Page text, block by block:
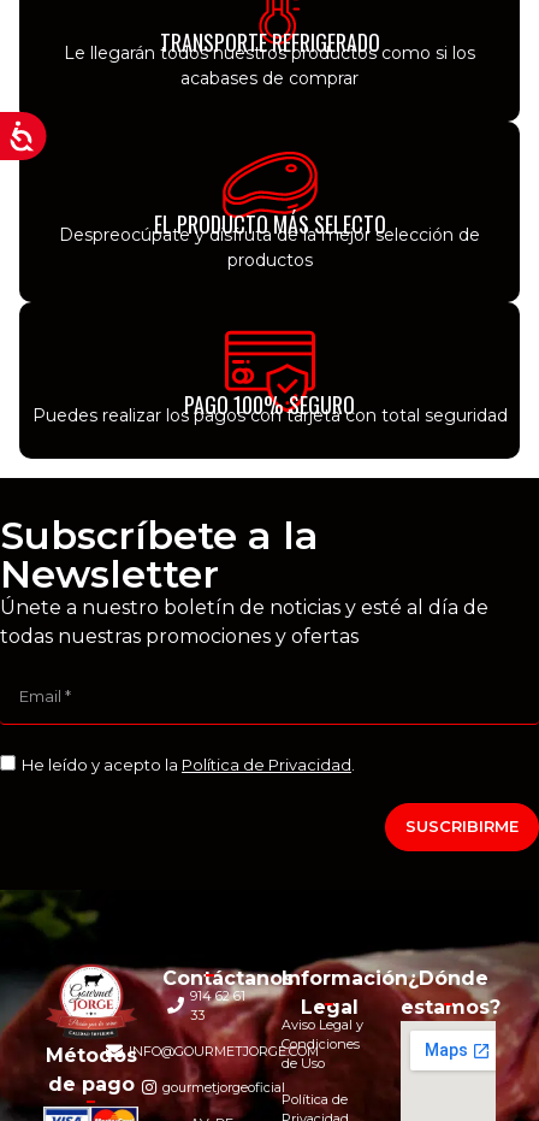
TRANSPORTE REFRIGERADO
Le llegarán todos nuestros productos como si los
acabases de comprar
EL PRODUCTO MÁS SELECTO
Despreocúpate y disfruta de la mejor selección de
productos
PAGO 100% SEGURO
Puedes realizar los pagos con tarjeta con total seguridad
Subscríbete a la
Newsletter
Únete a nuestro boletín de noticias y esté al día de
todas nuestras promociones y ofertas
He leído y acepto la Política de Privacidad
SUSCRIBIRME
Métodos
de pago
Contáctanos
914 62 61
33
INFO@GOURMETJORGE.COM
gourmetjorgeoficial
Información
Legal
Aviso Legal y
Condiciones
de Uso
Política de
¿Dónde
estamos?